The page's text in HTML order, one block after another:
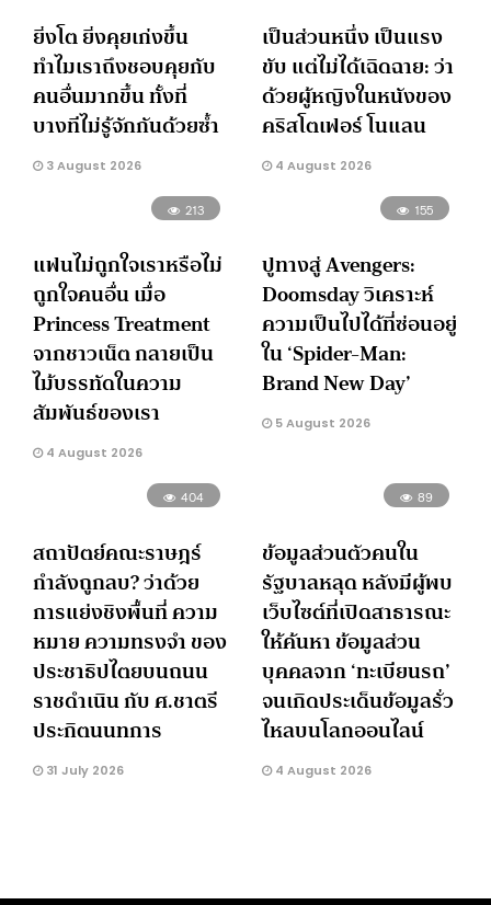
ยิ่งโต ยิ่งคุยเก่งขึ้น
ทำไมเราถึงชอบคุยกับ
คนอื่นมากขึ้น ทั้งที่
บางทีไม่รู้จักกันด้วยซ้ำ
3 August 2026
เป็นส่วนหนึ่ง เป็นแรง
ขับ แต่ไม่ได้เฉิดฉาย: ว่า
ด้วยผู้หญิงในหนังของ
คริสโตเฟอร์ โนแลน
4 August 2026
213
แฟนไม่ถูกใจเราหรือไม่
ถูกใจคนอื่น เมื่อ
Princess Treatment
จากชาวเน็ต กลายเป็น
ไม้บรรทัดในความ
สัมพันธ์ของเรา
4 August 2026
155
ปูทางสู่ Avengers:
Doomsday วิเคราะห์
ความเป็นไปได้ที่ซ่อนอยู่
ใน ‘Spider-Man:
Brand New Day’
5 August 2026
404
สถาปัตย์คณะราษฎร์
กำลังถูกลบ? ว่าด้วย
การแย่งชิงพื้นที่ ความ
หมาย ความทรงจำ ของ
ประชาธิปไตยบนถนน
ราชดำเนิน กับ ศ.ชาตรี
ประกิตนนทการ
31 July 2026
89
ข้อมูลส่วนตัวคนใน
รัฐบาลหลุด หลังมีผู้พบ
เว็บไซต์ที่เปิดสาธารณะ
ให้ค้นหา ข้อมูลส่วน
บุคคลจาก ‘ทะเบียนรถ’
จนเกิดประเด็นข้อมูลรั่ว
ไหลบนโลกออนไลน์
4 August 2026